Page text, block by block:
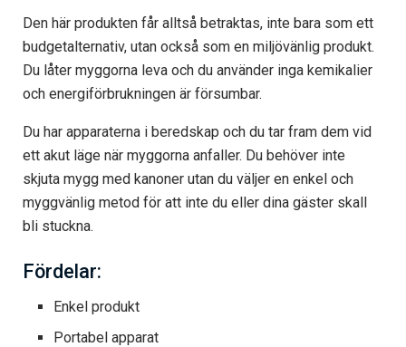
Den här produkten får alltså betraktas, inte bara som ett
budgetalternativ, utan också som en miljövänlig produkt.
Du låter myggorna leva och du använder inga kemikalier
och energiförbrukningen är försumbar.
Du har apparaterna i beredskap och du tar fram dem vid
ett akut läge när myggorna anfaller. Du behöver inte
skjuta mygg med kanoner utan du väljer en enkel och
myggvänlig metod för att inte du eller dina gäster skall
bli stuckna.
Fördelar:
Enkel produkt
Portabel apparat